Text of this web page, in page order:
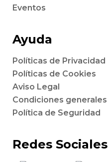
Eventos
Ayuda
Políticas de Privacidad
Políticas de Cookies
Aviso Legal
Condiciones generales
Política de Seguridad
Redes Sociales